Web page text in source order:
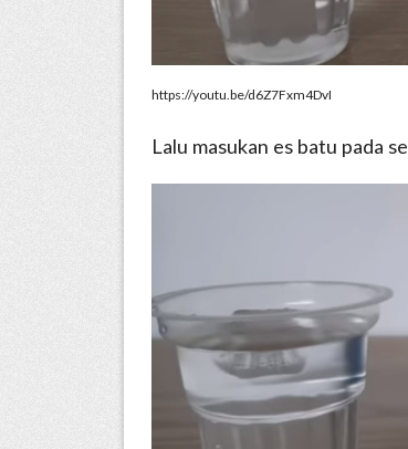
https://youtu.be/d6Z7Fxm4DvI
Lalu masukan es batu pada